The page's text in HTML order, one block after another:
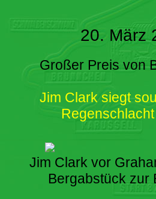
20. März
Großer Preis von
Jim Clark siegt
Jim Clark vor
Bergabstück zur